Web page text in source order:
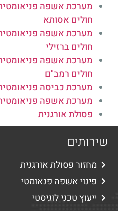
חולים אסותא
חולים ברזילי
חולים רמב"ם
מערכת כביסה
מערכת אשפה
פסולת אורגנית
שירותים
מחזור פסולת אורגנית
פינוי אשפה פנאומטי
ייעוץ טכני לוגיסטי